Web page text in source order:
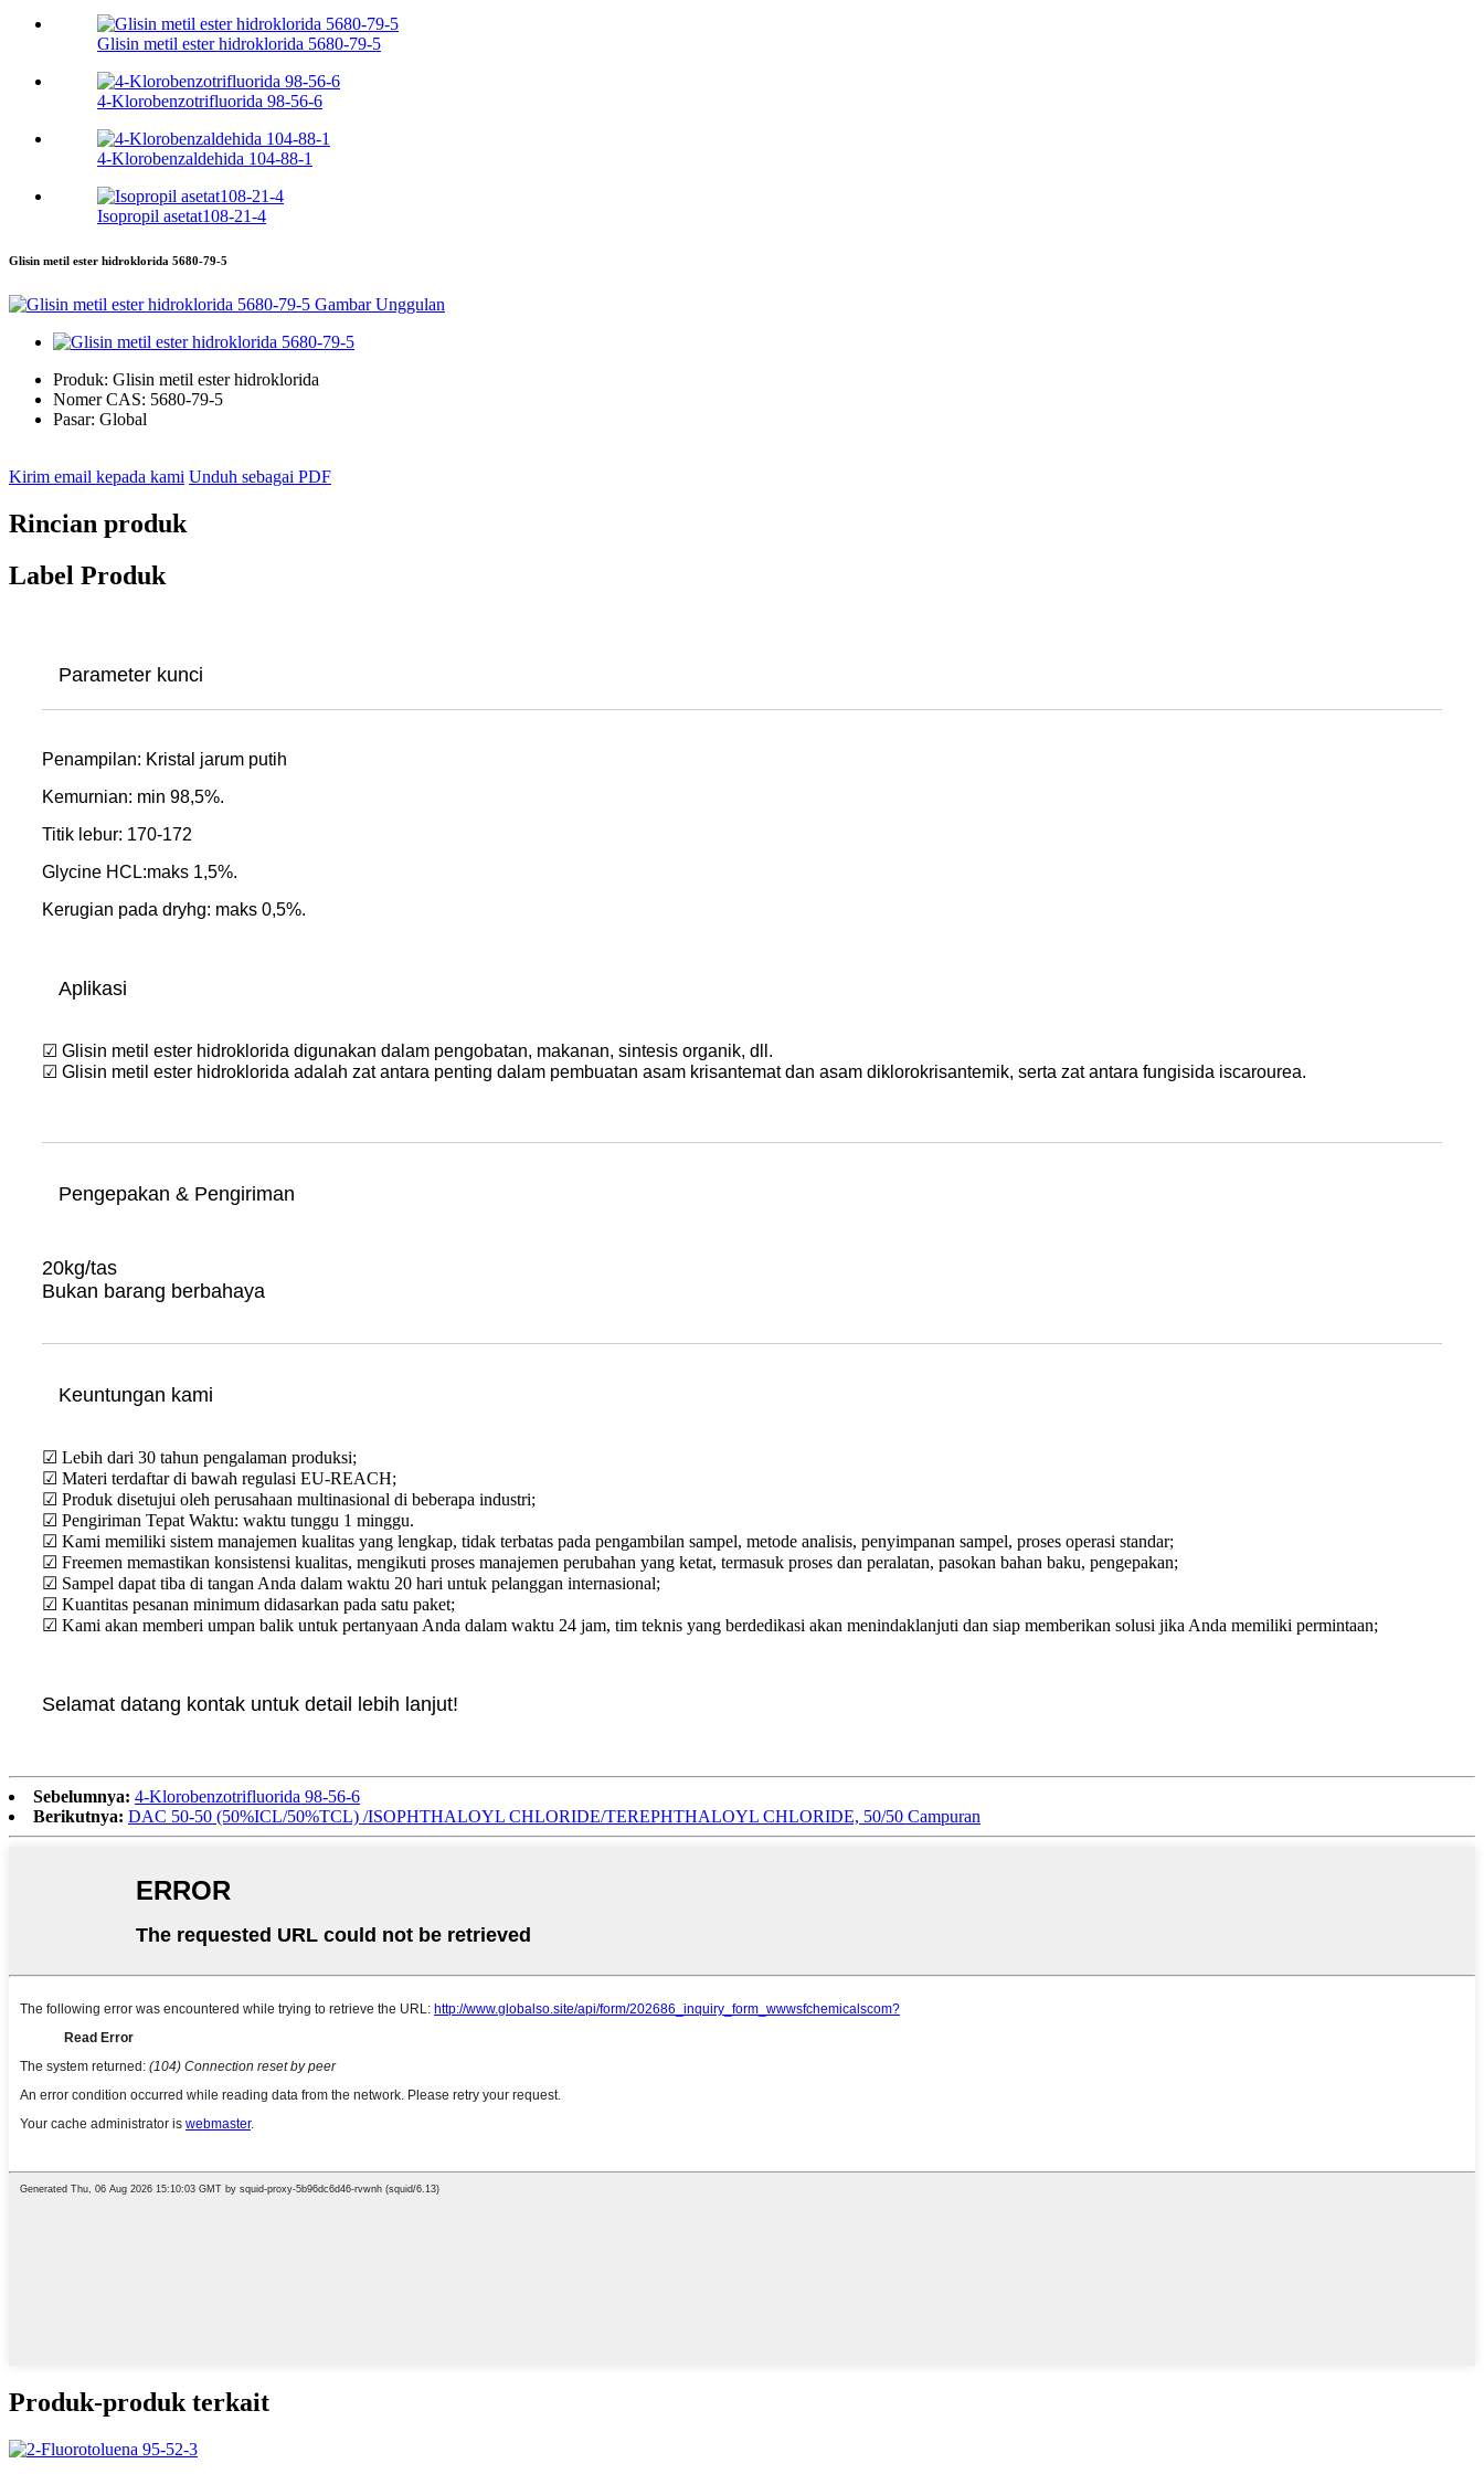
Glisin metil ester hidroklorida 5680-79-5
4-Klorobenzotrifluorida 98-56-6
4-Klorobenzaldehida 104-88-1
Isopropil asetat108-21-4
Glisin metil ester hidroklorida 5680-79-5
Produk: Glisin metil ester hidroklorida
Nomer CAS: 5680-79-5
Pasar: Global
Kirim email kepada kami Unduh sebagai PDF
Rincian produk
Label Produk
Parameter kunci
Penampilan: Kristal jarum putih
Kemurnian: min 98,5%.
Titik lebur: 170-172
Glycine HCL:maks 1,5%.
Kerugian pada dryhg: maks 0,5%.
Aplikasi
☑ Glisin metil ester hidroklorida digunakan dalam pengobatan, makanan, sintesis organik, dll.
☑ Glisin metil ester hidroklorida adalah zat antara penting dalam pembuatan asam krisantemat dan asam diklorokrisantemik, serta zat antara fungisida iscarourea.
Pengepakan & Pengiriman
20kg/tas
Bukan barang berbahaya
Keuntungan kami
☑ Lebih dari 30 tahun pengalaman produksi;
☑ Materi terdaftar di bawah regulasi EU-REACH;
☑ Produk disetujui oleh perusahaan multinasional di beberapa industri;
☑ Pengiriman Tepat Waktu: waktu tunggu 1 minggu.
☑ Kami memiliki sistem manajemen kualitas yang lengkap, tidak terbatas pada pengambilan sampel, metode analisis, penyimpanan sampel, proses operasi standar;
☑ Freemen memastikan konsistensi kualitas, mengikuti proses manajemen perubahan yang ketat, termasuk proses dan peralatan, pasokan bahan baku, pengepakan;
☑ Sampel dapat tiba di tangan Anda dalam waktu 20 hari untuk pelanggan internasional;
☑ Kuantitas pesanan minimum didasarkan pada satu paket;
☑ Kami akan memberi umpan balik untuk pertanyaan Anda dalam waktu 24 jam, tim teknis yang berdedikasi akan menindaklanjuti dan siap memberikan solusi jika Anda memiliki permintaan;
Selamat datang kontak untuk detail lebih lanjut!
Sebelumnya: 4-Klorobenzotrifluorida 98-56-6
Berikutnya: DAC 50-50 (50%ICL/50%TCL) /ISOPHTHALOYL CHLORIDE/TEREPHTHALOYL CHLORIDE, 50/50 Campuran
Produk-produk terkait